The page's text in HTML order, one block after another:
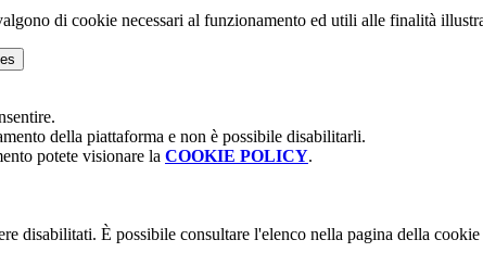
di cookie necessari al funzionamento ed utili alle finalità
della piattaforma e non è possibile disabilitarli.
potete visionare la COOKIE POLICY.
disabilitati. È possibile consultare l'elenco nella pagina della